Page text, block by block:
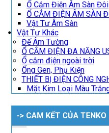
Ổ Cắm Điện Âm Sàn Đôi
Ổ CẮM ĐIỆN ÂM SÀN
Vật Tư Âm Sàn
Vật Tư Khác
Đế Âm Tường
Ổ CẮM ĐIỆN ĐA NĂNG
Ổ cắm điện ngoài trời
Ống Gen, Phụ Kiện
THIẾT BỊ ĐIỆN CÔNG
Mặt Kim Loại Màu
-> CAM KẾT CỦA TENKO